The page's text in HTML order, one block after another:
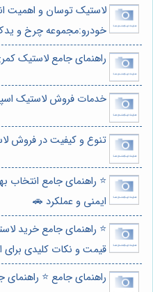
لاستیک توسان و اهمیت
خودرو:مجموعه چرخ و
راهنمای جامع لاستیک
خدمات فروش لاستیک
تنوع و کیفیت در فروش
ایمنی و عملکرد 🚗
⭐️ راهنمای جامع خرید
قیمت و نکات کلیدی برای
راهنمای جامع ⭐️